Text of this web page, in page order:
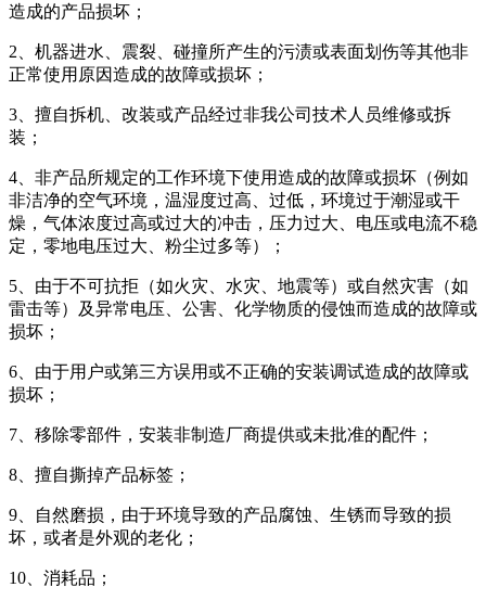
造成的产品损坏；
2、机器进水、震裂、碰撞所产生的污渍或表面划伤等其他非
正常使用原因造成的故障或损坏；
3、擅自拆机、改装或产品经过非我公司技术人员维修或拆
装；
4、非产品所规定的工作环境下使用造成的故障或损坏（例如
非洁净的空气环境，温湿度过高、过低，环境过于潮湿或干
燥，气体浓度过高或过大的冲击，压力过大、电压或电流不稳
定，零地电压过大、粉尘过多等）；
5、由于不可抗拒（如火灾、水灾、地震等）或自然灾害（如
雷击等）及异常电压、公害、化学物质的侵蚀而造成的故障或
损坏；
6、由于用户或第三方误用或不正确的安装调试造成的故障或
损坏；
7、移除零部件，安装非制造厂商提供或未批准的配件；
8、擅自撕掉产品标签；
9、自然磨损，由于环境导致的产品腐蚀、生锈而导致的损
坏，或者是外观的老化；
10、消耗品；